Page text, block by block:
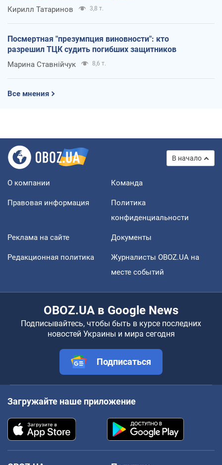
Кирилл Татаринов 3,8 т.
Посмертная "презумпция виновности": кто
разрешил ТЦК судить погибших защитников
Марина Ставнійчук 8,6 т.
Все мнения
В начало
О компании Команда
Правовая информация
Политика
конфиденциальности
Реклама на сайте Документы
Редакционная политика
Журналисты OBOZ.UA на
месте событий
OBOZ.UA в Google News
Подписывайтесь, чтобы быть в курсе последних
новостей Украины и мира сегодня
Подписаться
Загружайте наше приложение